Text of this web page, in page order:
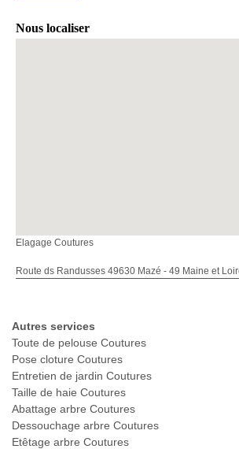
Nous localiser
Elagage Coutures
Route ds Randusses 49630 Mazé - 49 Maine et
Autres services
Toute de pelouse Coutures
Pose cloture Coutures
Entretien de jardin Coutures
Taille de haie Coutures
Abattage arbre Coutures
Dessouchage arbre Coutures
Etêtage arbre Coutures